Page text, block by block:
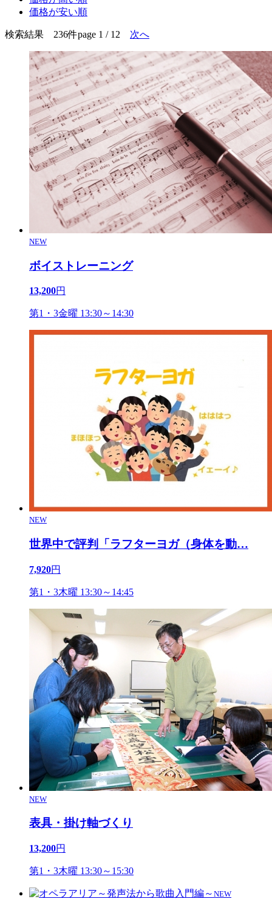
価格が安い順
検索結果 236件page 1 / 12 次へ
NEW
ボイストレーニング
13,200円
第1・3金曜 13:30～14:30
NEW
世界中で評判「ラフターヨガ（身体を動…
7,920円
第1・3木曜 13:30～14:45
NEW
表具・掛け軸づくり
13,200円
第1・3木曜 13:30～15:30
NEW